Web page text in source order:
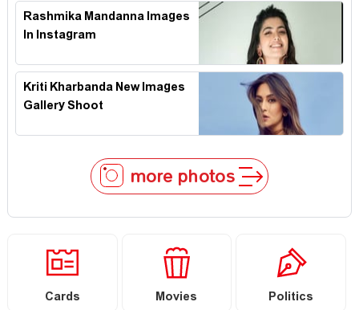
Rashmika Mandanna Images
In Instagram
Kriti Kharbanda New Images
Gallery Shoot
more photos
Cards Movies Politics